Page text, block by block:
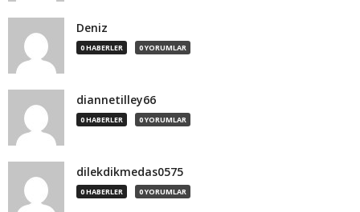
Deniz
0 HABERLER 0 YORUMLAR
diannetilley66
0 HABERLER 0 YORUMLAR
dilekdikmedas0575
0 HABERLER 0 YORUMLAR